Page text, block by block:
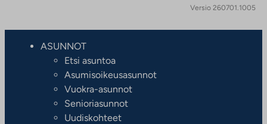
Versio 260701.1005
ASUNNOT
Etsi asuntoa
Asumisoikeusasunnot
Vuokra-asunnot
Senioriasunnot
Uudiskohteet